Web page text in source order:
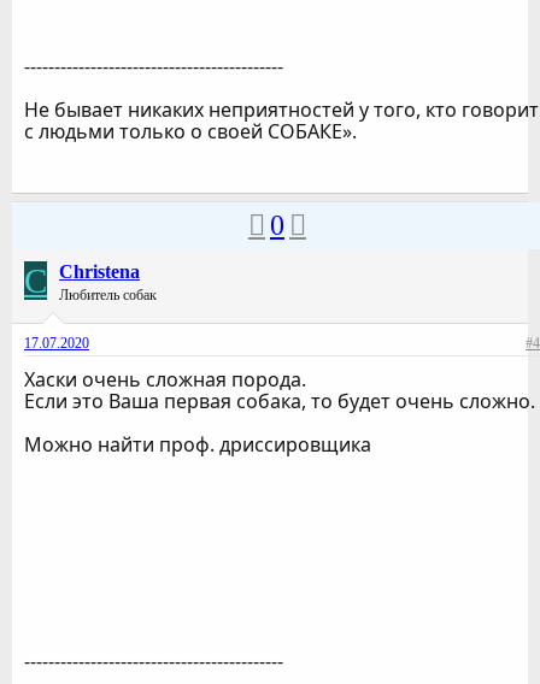
-------------------------------------------
Не бывает никаких неприятностей у того, кто говорит
с людьми только о своей СОБАКЕ».
0
C Christena
Любитель собак
17.07.2020 #4
Хаски очень сложная порода.
Если это Ваша первая собака, то будет очень сложно.
Можно найти проф. дриссировщика
-------------------------------------------